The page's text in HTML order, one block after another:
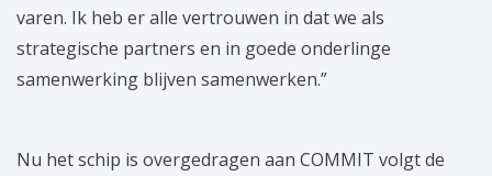
varen. Ik heb er alle vertrouwen in dat we als
strategische partners en in goede onderlinge
samenwerking blijven samenwerken.”
Nu het schip is overgedragen aan COMMIT volgt de